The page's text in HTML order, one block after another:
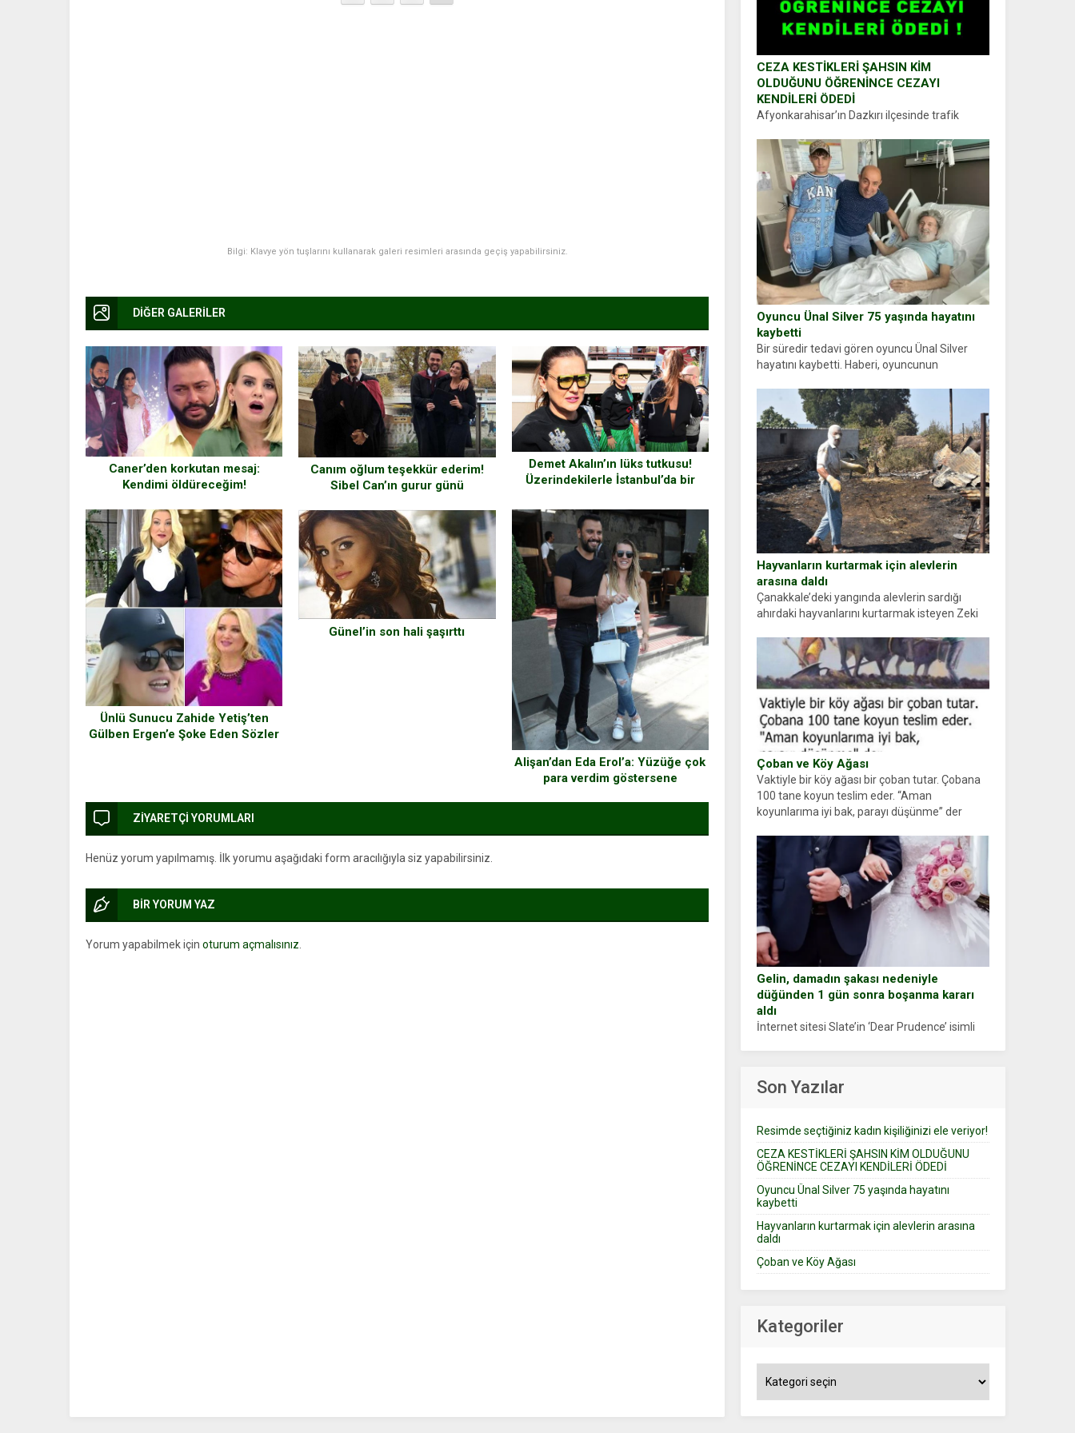
CEZA KESTİKLERİ ŞAHSIN KİM
OLDUĞUNU ÖĞRENİNCE CEZAYI
KENDİLERİ ÖDEDİ
Afyonkarahisar’ın Dazkırı ilçesinde trafik
durdurdukları bir otomobilin sürücüsünden
ehliyet ve ruhsat sorup belgelerini istedi.
Sürücü Abdurrahman Ö.nün verdiği evraklarda
eksik olduğunu...
Oyuncu Ünal Silver 75 yaşında hayatını
kaybetti
Bir süredir tedavi gören oyuncu Ünal Silver
hayatını kaybetti. Haberi, oyuncunun
sosyal medya hesabında “Usta Oyuncumuz ve
çok değerli dostumuz...
Hayvanların kurtarmak için alevlerin
arasına daldı
Çanakkale’deki yangında alevlerin sardığı
ahırdaki hayvanlarını kurtarmak isteyen Zeki
ellerinde yanıklar oluşan Demir, kâbus dolu
anları anlattı… Merkeze bağlı...
Çoban ve Köy Ağası
Vaktiyle bir köy ağası bir çoban tutar. Çobana
100 tane koyun teslim eder. “Aman
koyunlarıma iyi bak, parayı düşünme” der
Gelin, damadın şakası nedeniyle
düğünden 1 gün sonra boşanma kararı
aldı
İnternet sitesi Slate’in ‘Dear Prudence’ isimli
Son Yazılar
Resimde seçtiğiniz kadın kişiliğinizi ele veriyor!
CEZA KESTİKLERİ ŞAHSIN KİM OLDUĞUNU
ÖĞRENİNCE CEZAYI KENDİLERİ ÖDEDİ
Oyuncu Ünal Silver 75 yaşında hayatını
kaybetti
Hayvanların kurtarmak için alevlerin arasına
daldı
Çoban ve Köy Ağası
Kategoriler
Bilgi: Klavye yön tuşlarını kullanarak galeri resimleri arasında geçiş yapabilirsiniz.
DİĞER GALERİLER
Caner’den korkutan mesaj:
Kendimi öldüreceğim!
Canım oğlum teşekkür ederim!
Sibel Can’ın gurur günü
Demet Akalın’ın lüks tutkusu!
Üzerindekilerle İstanbul’da bir
Ünlü Sunucu Zahide Yetiş’ten
Gülben Ergen’e Şoke Eden Sözler
Günel’in son hali şaşırttı
Alişan’dan Eda Erol’a: Yüzüğe çok
para verdim göstersene
ZİYARETÇİ YORUMLARI
Henüz yorum yapılmamış. İlk yorumu aşağıdaki form aracılığıyla siz yapabilirsiniz.
BİR YORUM YAZ
Yorum yapabilmek için oturum açmalısınız